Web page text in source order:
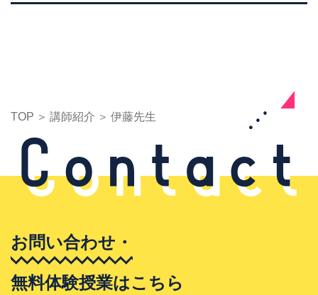
TOP 講師紹介 伊藤先生
お問い合わせ・
無料体験授業はこちら